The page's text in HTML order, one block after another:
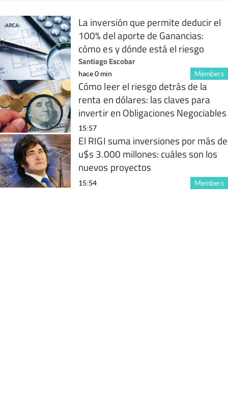
La inversión que permite deducir el
100% del aporte de Ganancias:
cómo es y dónde está el riesgo
Santiago Escobar
Members
hace 0 min
Cómo leer el riesgo detrás de la
renta en dólares: las claves para
invertir en Obligaciones Negociables
15:57
El RIGI suma inversiones por más de
u$s 3.000 millones: cuáles son los
nuevos proyectos
Members
15:54